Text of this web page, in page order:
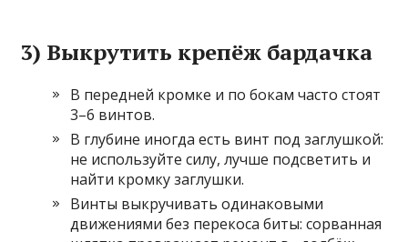
3) Выкрутить крепёж бардачка
В передней кромке и по бокам часто стоят
3–6 винтов.
В глубине иногда есть винт под заглушкой:
не используйте силу, лучше подсветить и
найти кромку заглушки.
Винты выкручивать одинаковыми
движениями без перекоса биты: сорванная